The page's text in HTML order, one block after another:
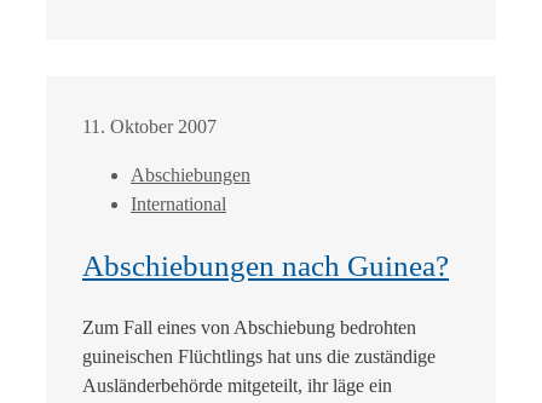
11. Oktober 2007
Abschiebungen
International
Abschiebungen nach Guinea?
Zum Fall eines von Abschiebung bedrohten
guineischen Flüchtlings hat uns die zuständige
Ausländerbehörde mitgeteilt, ihr läge ein